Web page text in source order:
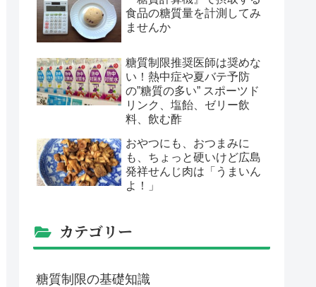
食品の糖質量を計測してみ
ませんか
糖質制限推奨医師は奨めな
い！熱中症や夏バテ予防
の”糖質の多い” スポーツド
リンク、塩飴、ゼリー飲
料、飲む酢
おやつにも、おつまみに
も、ちょっと硬いけど広島
発祥せんじ肉は「うまいん
よ！」
カテゴリー
糖質制限の基礎知識